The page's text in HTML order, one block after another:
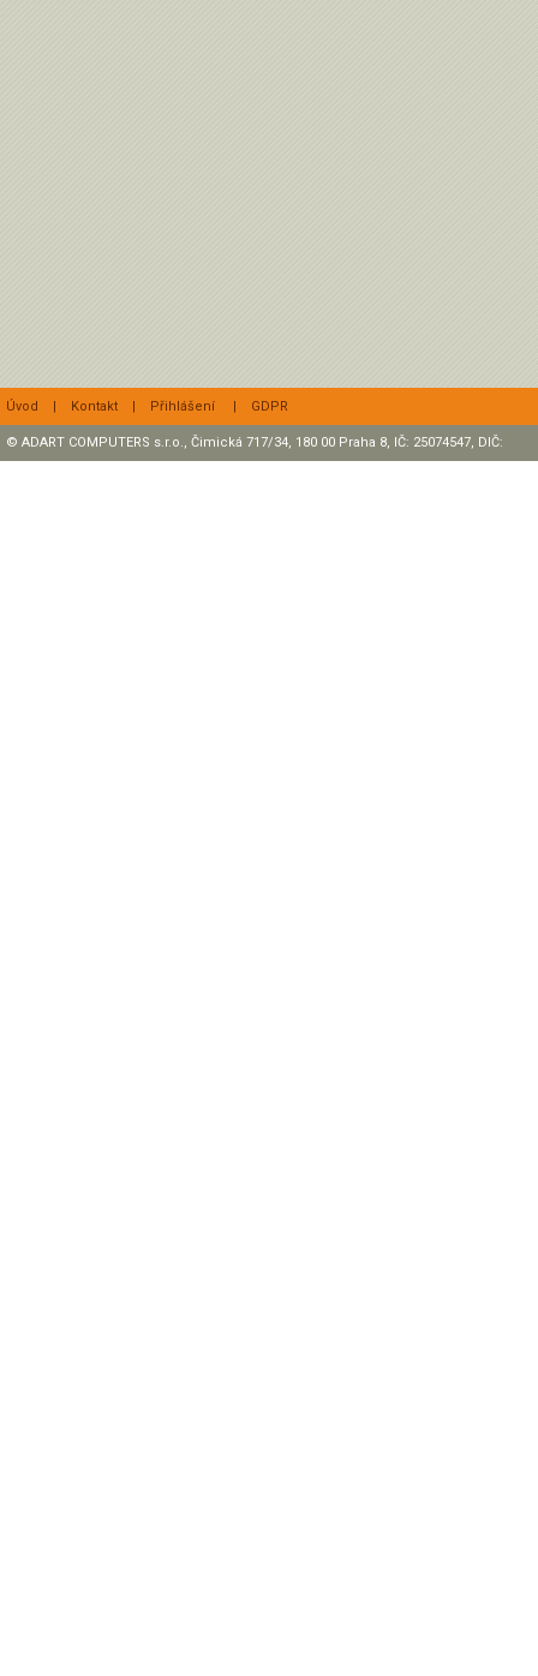
Úvod | Kontakt | Přihlášení | GDPR
© ADART COMPUTERS s.r.o., Čimická 717/34, 180 00 Praha 8, IČ: 25074547, DIČ: